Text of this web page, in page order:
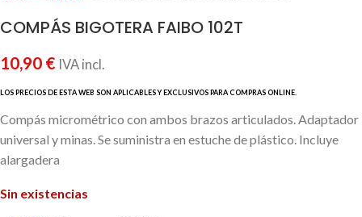
COMPÁS BIGOTERA FAIBO 102T
10,90 € IVA incl.
Compás micrométrico con ambos brazos articulados. Adaptador
universal y minas. Se suministra en estuche de plástico. Incluye
alargadera
Sin existencias